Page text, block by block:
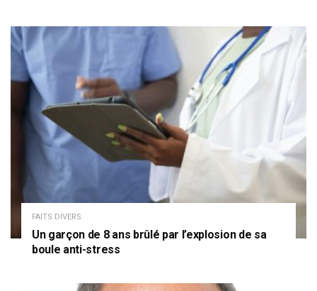
FAITS DIVERS
Un garçon de 8 ans brûlé par l’explosion de sa
boule anti-stress